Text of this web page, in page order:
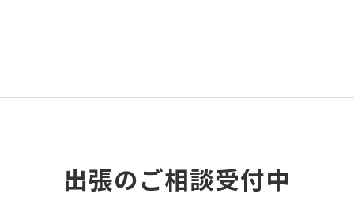
出張のご相談受付中